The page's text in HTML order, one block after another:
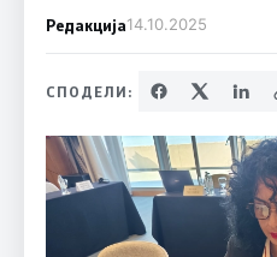
Редакција14.10.2025
СПОДЕЛИ: